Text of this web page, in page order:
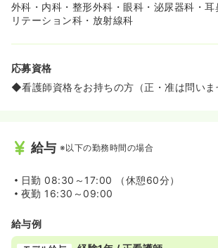
外科・内科・整形外科・眼科・泌尿器科・
リテーション科・放射線科
応募資格
◆看護師資格をお持ちの方（正・准は問いま
給与 ※以下の勤務時間の場合
日勤 08:30～17:00 （休憩60分）
夜勤 16:30～09:00
給与例